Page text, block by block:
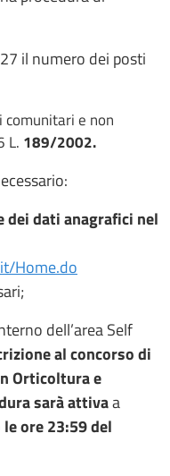
il numero dei posti
e non
L. 189/2002.
dei dati anagrafici nel
Home.do
dell’area Self
al concorso di
Orticoltura e
sarà attivaa
ore 23:59 del